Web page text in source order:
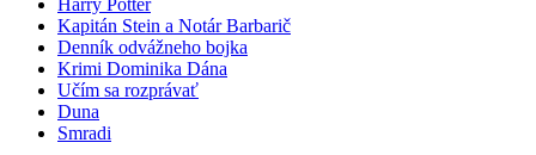
Harry Potter
Kapitán Stein a Notár Barbarič
Denník odvážneho bojka
Krimi Dominika Dána
Učím sa rozprávať
Duna
Smradi